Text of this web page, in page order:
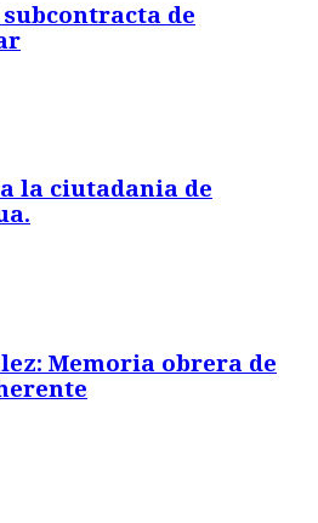
subcontracta de
la ciutadania de
Memoria obrera de